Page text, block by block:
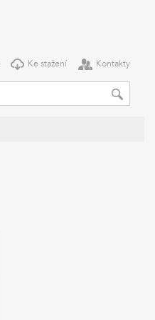
Ke stažení Kontakty